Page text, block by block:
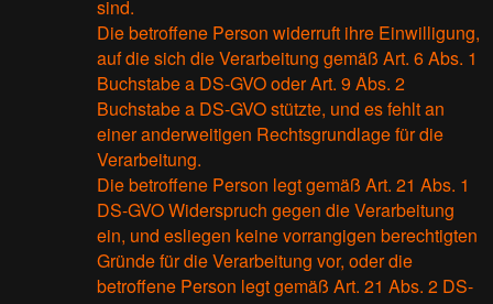
sind.
Die betroffene Person widerruft ihre Einwilligung,
auf die sich die Verarbeitung gemäß Art. 6 Abs. 1
Buchstabe a DS-GVO oder Art. 9 Abs. 2
Buchstabe a DS-GVO stützte, und es fehlt an
einer anderweitigen Rechtsgrundlage für die
Verarbeitung.
Die betroffene Person legt gemäß Art. 21 Abs. 1
DS-GVO Widerspruch gegen die Verarbeitung
ein, und esliegen keine vorrangigen berechtigten
Gründe für die Verarbeitung vor, oder die
betroffene Person legt gemäß Art. 21 Abs. 2 DS-